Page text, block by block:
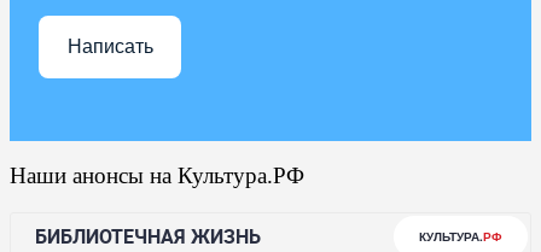
Написать
Наши анонсы на Культура.РФ